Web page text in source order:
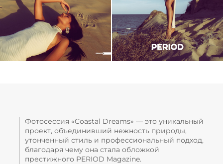
Фотосессия «Coastal Dreams» — это уникальный
проект, объединивший нежность природы,
утонченный стиль и профессиональный подход,
благодаря чему она стала обложкой
престижного PERIOD Magazine.